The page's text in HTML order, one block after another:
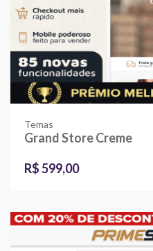
Temas
Grand Store Creme
R$ 599,00